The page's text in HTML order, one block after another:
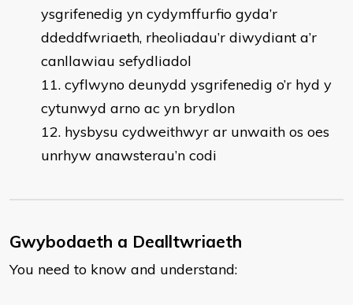
ysgrifenedig yn cydymffurfio gyda’r
ddeddfwriaeth, rheoliadau’r diwydiant a’r
canllawiau sefydliadol
cyflwyno deunydd ysgrifenedig o’r hyd y
cytunwyd arno ac yn brydlon
hysbysu cydweithwyr ar unwaith os oes
unrhyw anawsterau’n codi
Gwybodaeth a Dealltwriaeth
You need to know and understand: